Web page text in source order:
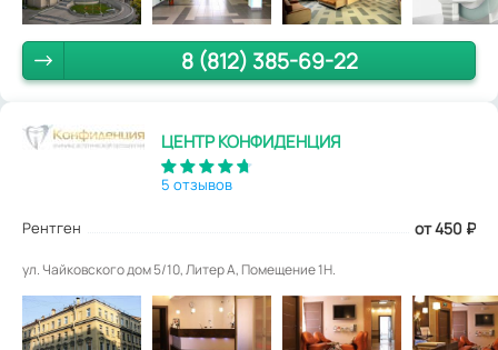
8 (812) 385-69-22
ЦЕНТР КОНФИДЕНЦИЯ
5 отзывов
Рентген от 450 ₽
ул. Чайковского дом 5/10, Литер А, Помещение 1Н.